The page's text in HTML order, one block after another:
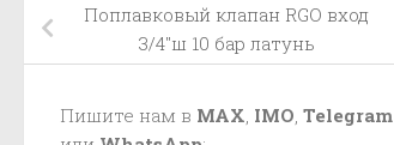
Поплавковый клапан RGO вход
3/4″ш 10 бар латунь
Пишите нам в MAX IMO Telegram